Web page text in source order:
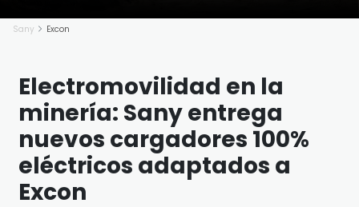
Sany Excon
Electromovilidad en la
minería: Sany entrega
nuevos cargadores 100%
eléctricos adaptados a
Excon